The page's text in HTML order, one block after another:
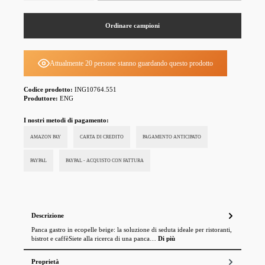
Ordinare campioni
Attualmente 20 persone stanno guardando questo prodotto
Codice prodotto: ING10764.551
Produttore: ENG
I nostri metodi di pagamento:
AMAZON PAY CARTA DI CREDITO PAGAMENTO ANTICIPATO
PAYPAL PAYPAL - ACQUISTO CON FATTURA
Descrizione
Panca gastro in ecopelle beige: la soluzione di seduta ideale per ristoranti,
bistrot e caffèSiete alla ricerca di una panca… Di più
Proprietà